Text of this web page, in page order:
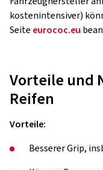
kostenintensiver)
Seite eurococ.eu
Vorteile und
Reifen
Vorteile:
Besserer Grip,